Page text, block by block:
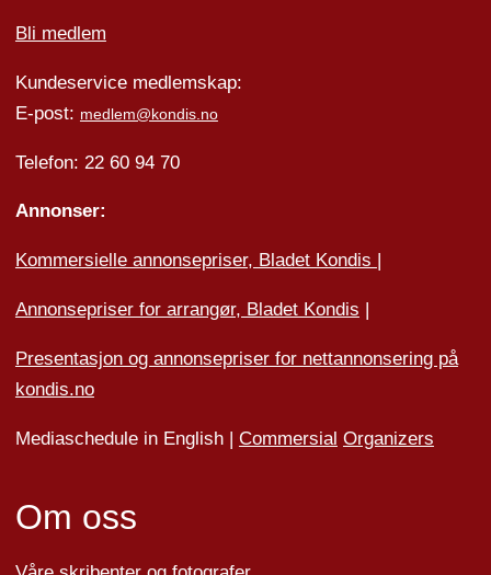
Bli medlem
Kundeservice medlemskap:
E-post: medlem@kondis.no
Telefon: 22 60 94 70
Annonser:
Kommersielle annonsepriser, Bladet Kondis
Annonsepriser for arrangør, Bladet Kondis
Presentasjon og annonsepriser for nettannonsering på
kondis.no
Mediaschedule in English | Commersial Organizers
Om oss